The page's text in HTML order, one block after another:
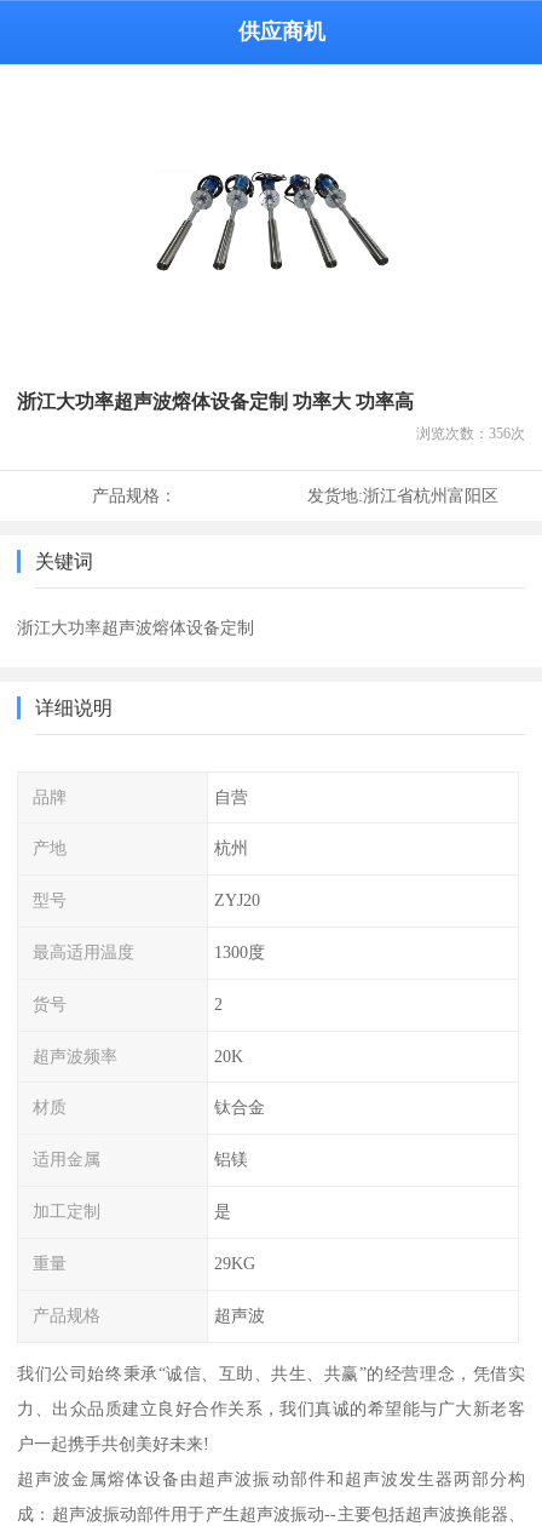
供应商机
浙江大功率超声波熔体设备定制 功率大 功率高
浏览次数： 356次
产品规格： 发货地:浙江省杭州富阳区
关键词
浙江大功率超声波熔体设备定制
详细说明
品牌 自营
产地 杭州
型号 ZYJ20
最高适用温度 1300度
货号 2
超声波频率 20K
材质 钛合金
适用金属 铝镁
加工定制 是
重量 29KG
产品规格 超声波
我们公司始终秉承“诚信、互助、共生、共赢”的经营理念，凭借实
力、出众品质建立良好合作关系，我们真诚的希望能与广大新老客
户一起携手共创美好未来!
超声波金属熔体设备由超声波振动部件和超声波发生器两部分构
成：超声波振动部件用于产生超声波振动--主要包括超声波换能器、